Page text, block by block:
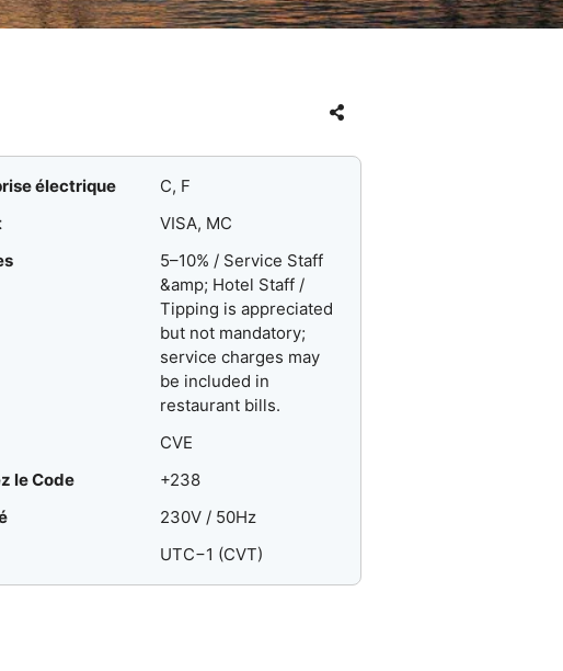
électrique
C, F
VISA, MC
5–10% / Service Staff
&amp; Hotel Staff /
Tipping is appreciated
but not mandatory;
service charges may
be included in
restaurant bills.
CVE
le Code
+238
230V / 50Hz
UTC−1 (CVT)